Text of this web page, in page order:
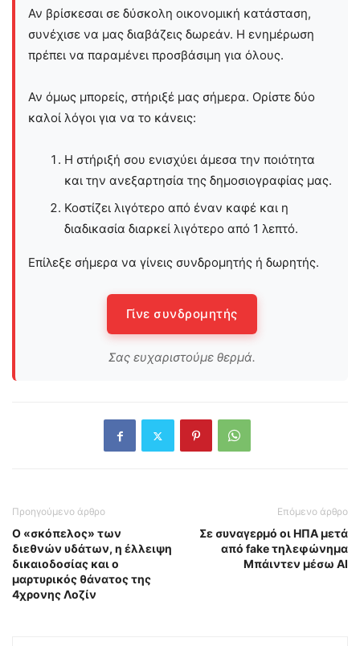
Αν βρίσκεσαι σε δύσκολη οικονομική κατάσταση,
συνέχισε να μας διαβάζεις δωρεάν. Η ενημέρωση
πρέπει να παραμένει προσβάσιμη για όλους.
Αν όμως μπορείς, στήριξέ μας σήμερα. Ορίστε δύο
καλοί λόγοι για να το κάνεις:
Η στήριξή σου ενισχύει άμεσα την ποιότητα
και την ανεξαρτησία της δημοσιογραφίας μας.
Κοστίζει λιγότερο από έναν καφέ και η
διαδικασία διαρκεί λιγότερο από 1 λεπτό.
Επίλεξε σήμερα να γίνεις συνδρομητής ή δωρητής.
Γίνε συνδρομητής
Σας ευχαριστούμε θερμά.
Προηγούμενο άρθρο
Ο «σκόπελος» των
διεθνών υδάτων, η έλλειψη
δικαιοδοσίας και ο
μαρτυρικός θάνατος της
4χρονης Λοζίν
Επόμενο άρθρο
Σε συναγερμό οι ΗΠΑ μετά
από fake τηλεφώνημα
Μπάιντεν μέσω AI